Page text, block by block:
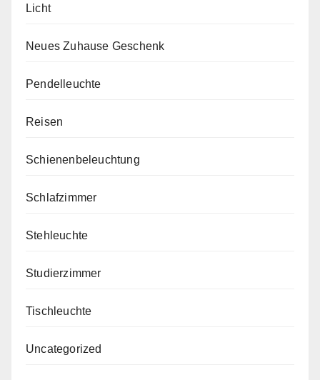
Licht
Neues Zuhause Geschenk
Pendelleuchte
Reisen
Schienenbeleuchtung
Schlafzimmer
Stehleuchte
Studierzimmer
Tischleuchte
Uncategorized